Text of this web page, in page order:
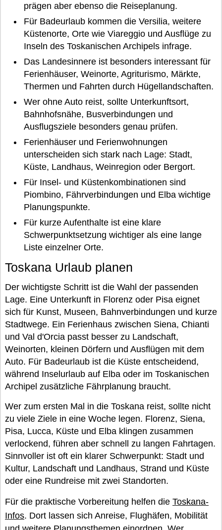
prägen aber ebenso die Reiseplanung.
Für Badeurlaub kommen die Versilia, weitere
Küstenorte, Orte wie Viareggio und Ausflüge zu
Inseln des Toskanischen Archipels infrage.
Das Landesinnere ist besonders interessant für
Ferienhäuser, Weinorte, Agriturismo, Märkte,
Thermen und Fahrten durch Hügellandschaften.
Wer ohne Auto reist, sollte Unterkunftsort,
Bahnhofsnähe, Busverbindungen und
Ausflugsziele besonders genau prüfen.
Ferienhäuser und Ferienwohnungen
unterscheiden sich stark nach Lage: Stadt,
Küste, Landhaus, Weinregion oder Bergort.
Für Insel- und Küstenkombinationen sind
Piombino, Fährverbindungen und Elba wichtige
Planungspunkte.
Für kurze Aufenthalte ist eine klare
Schwerpunktsetzung wichtiger als eine lange
Liste einzelner Orte.
Toskana Urlaub planen
Der wichtigste Schritt ist die Wahl der passenden
Lage. Eine Unterkunft in Florenz oder Pisa eignet
sich für Kunst, Museen, Bahnverbindungen und kurze
Stadtwege. Ein Ferienhaus zwischen Siena, Chianti
und Val d'Orcia passt besser zu Landschaft,
Weinorten, kleinen Dörfern und Ausflügen mit dem
Auto. Für Badeurlaub ist die Küste entscheidend,
während Inselurlaub auf Elba oder im Toskanischen
Archipel zusätzliche Fährplanung braucht.
Wer zum ersten Mal in die Toskana reist, sollte nicht
zu viele Ziele in eine Woche legen. Florenz, Siena,
Pisa, Lucca, Küste und Elba klingen zusammen
verlockend, führen aber schnell zu langen Fahrtagen.
Sinnvoller ist oft ein klarer Schwerpunkt: Stadt und
Kultur, Landschaft und Landhaus, Strand und Küste
oder eine Rundreise mit zwei Standorten.
Für die praktische Vorbereitung helfen die Toskana-
Infos. Dort lassen sich Anreise, Flughäfen, Mobilität